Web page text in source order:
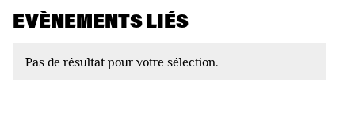
EVÈNEMENTS LIÉS
Pas de résultat pour votre sélection.